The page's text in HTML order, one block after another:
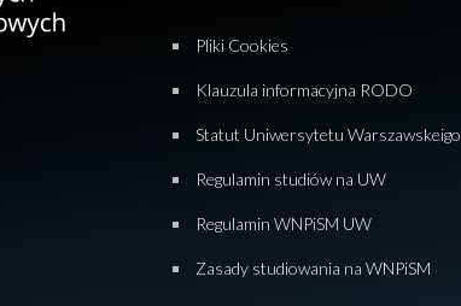
Pliki Cookies
Klauzula informacyjna RODO
Statut Uniwersytetu Warszawskeigo
Regulamin studiów na UW
Regulamin WNPiSM UW
Zasady studiowania na WNPiSM